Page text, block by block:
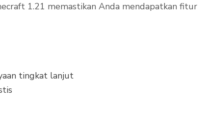
1.21 memastikan Anda mendapatkan fitur
tingkat lanjut